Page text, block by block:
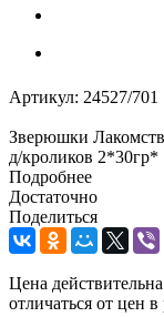
Артикул: 24527/701
Зверюшки
д/кроликов 2*30гр*
Подробнее
Достаточно
Поделиться
Цена
отличаться от цен